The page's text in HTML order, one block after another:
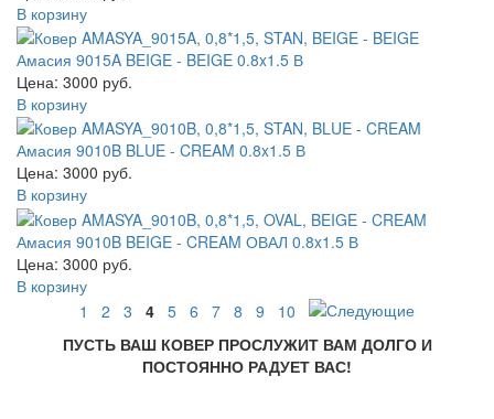
В корзину
Амасия 9015A BEIGE - BEIGE 0.8x1.5 В
Цена: 3000 руб.
В корзину
Амасия 9010B BLUE - CREAM 0.8x1.5 В
Цена: 3000 руб.
В корзину
Амасия 9010B BEIGE - CREAM ОВАЛ 0.8x1.5 В
Цена: 3000 руб.
В корзину
1
2 3 4 5 6 7 8 9
10
ПУСТЬ ВАШ КОВЕР ПРОСЛУЖИТ ВАМ ДОЛГО И
ПОСТОЯННО РАДУЕТ ВАС!